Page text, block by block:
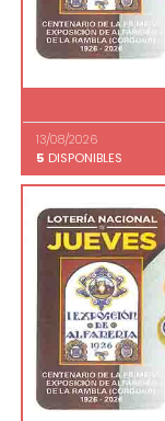
13/08/2026
5 DISPONIBLES